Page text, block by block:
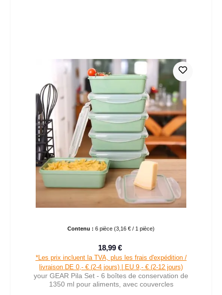
Contenu : 6 pièce (3,16 € / 1 pièce)
Prix de vente :
18,99 €
*Les prix incluent la TVA, plus les frais d'expédition /
livraison DE 0,- € (2-4 jours) | EU 9,- € (2-12 jours)
your GEAR Pila Set - 6 boîtes de conservation de
1350 ml pour aliments, avec couvercles